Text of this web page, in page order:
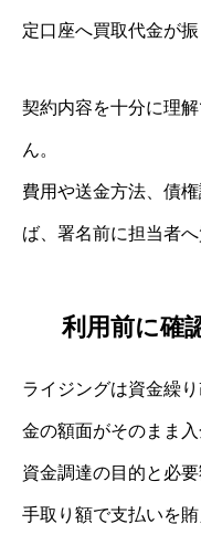
定口座へ買取代金が振
契約内容を十分に理
ん。
費用や送金方法、債
ば、署名前に担当者へ
利用前に確
ライジングは資金繰
金の額面がそのまま
資金調達の目的と必
手取り額で支払いを